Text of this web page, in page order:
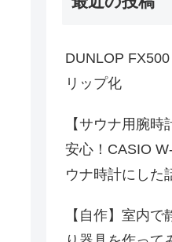
DUNLOP
リップ化
【サウナ用腕
安心！CASIO
ウナ時計にした
【自作】室内